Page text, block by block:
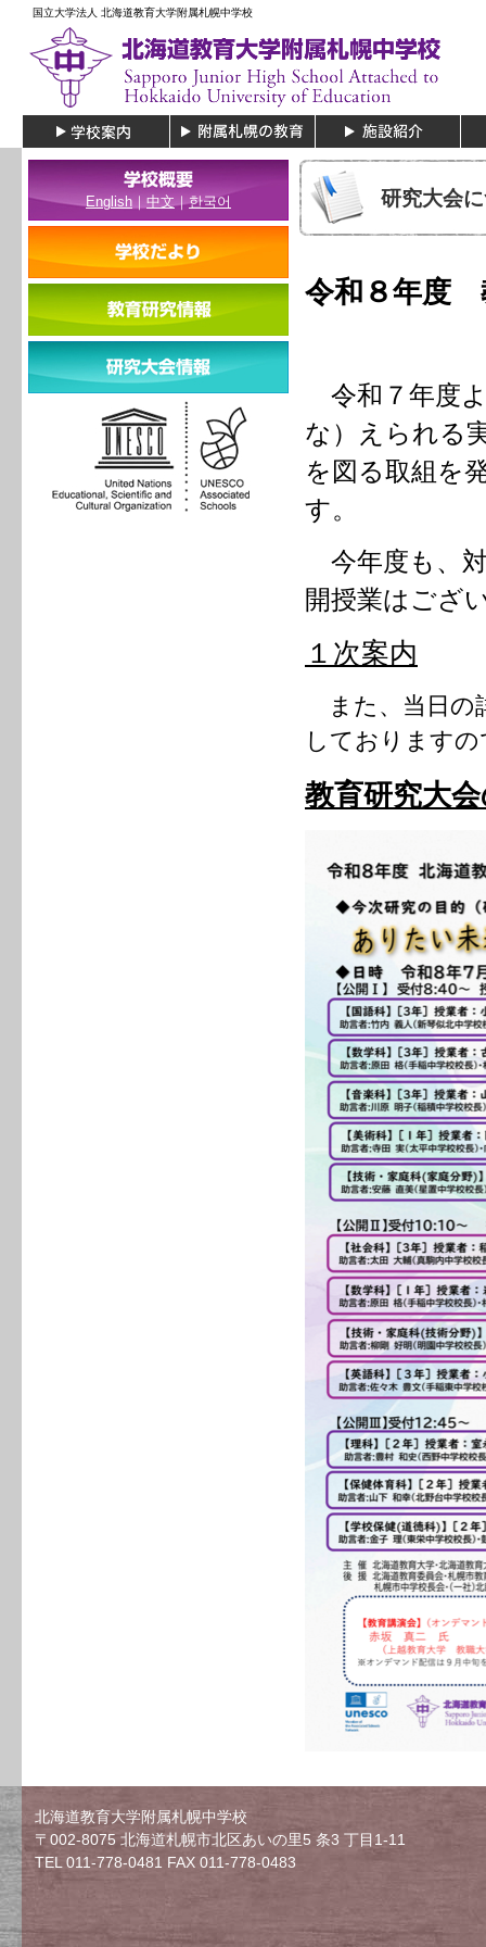
国立大学法人 北海道教育大学附属札幌中学校
研究大会
令和８年度
令和７年度
な）えられる
を図る取組を
す。
今年度も、
開授業はござ
１次案内
また、当日の
しております
教育研究大
English ｜ 中文｜한국어
北海道教育大学附属札幌中学校
〒002-8075 北海道札幌市北区あいの里5 条3 丁目1-11
TEL 011-778-0481 FAX 011-778-0483